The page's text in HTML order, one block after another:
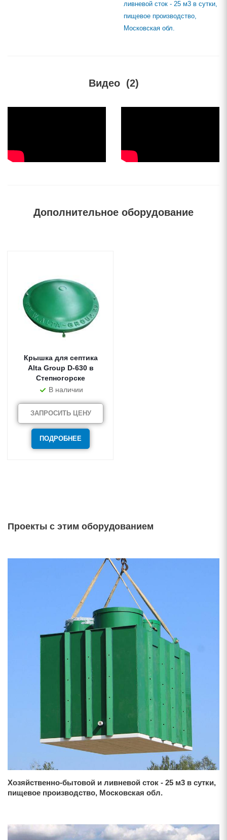
ливневой сток - 25 м3 в сутки,
пищевое производство,
Московская обл.
Видео (2)
Дополнительное оборудование
Крышка для септика
Alta Group D-630 в
Степногорске
В наличии
ЗАПРОСИТЬ ЦЕНУ
ПОДРОБНЕЕ
Проекты с этим оборудованием
Хозяйственно-бытовой и ливневой сток - 25 м3 в сутки,
пищевое производство, Московская обл.